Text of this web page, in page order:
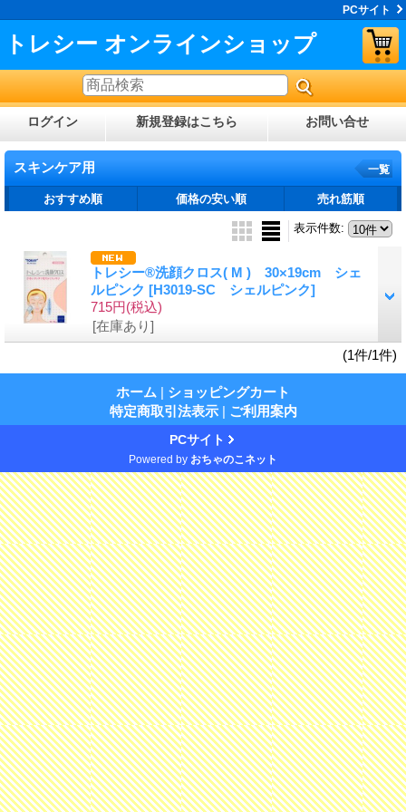
PCサイト
トレシー オンラインショップ
ログイン 新規登録はこちら お問い合せ
スキンケア用 一覧
おすすめ順 価格の安い順 売れ筋順
表示件数:
トレシー®洗顔クロス( M ) 30×19cm シェ
ルピンク [H3019-SC シェルピンク]
715円(税込)
[在庫あり]
(1件/1件)
ホーム | ショッピングカート
特定商取引法表示 | ご利用案内
PCサイト
Powered by おちゃのこネット